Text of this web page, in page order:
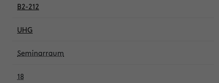
B2-212
UHG
Seminarraum
18